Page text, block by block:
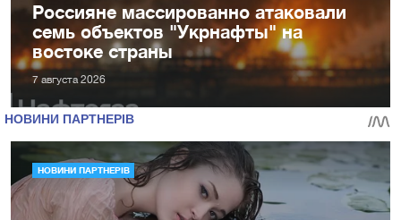
Россияне массированно атаковали
семь объектов "Укрнафты" на
востоке страны
7 августа 2026